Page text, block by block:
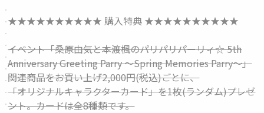
★★★★★★★★★★ 購入特典 ★★★★★★★★★★
イベント「桑原由気と本渡楓のパリパリパーリィ☆ 5th
Anniversary Greeting Parry ～Spring Memories Parry～」
関連商品をお買い上げ2,000円(税込)ごとに、
「オリジナルキャラクターカード」を1枚(ランダム)プレゼ
ント。カードは全8種類です。